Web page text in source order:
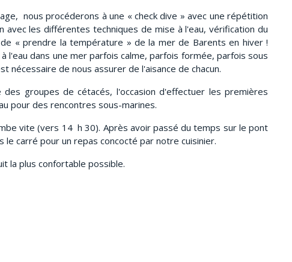
nous procéderons à une « check dive » avec une répétition
avec les différentes techniques de mise à l'eau, vérification du
« prendre la température » de la mer de Barents en hiver !
l'eau dans une mer parfois calme, parfois formée, parfois sous
de nous assurer de l'aisance de chacun.
groupes de cétacés, l'occasion d'effectuer les premières
pour des rencontres sous-marines.
vite (vers 14 h 30). Après avoir passé du temps sur le pont
carré pour un repas concocté par notre cuisinier.
la plus confortable possible.